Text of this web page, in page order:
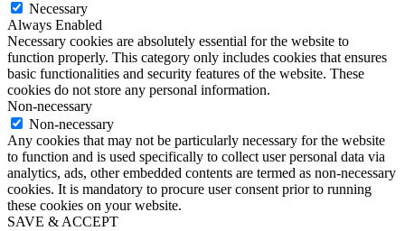
Necessary
Always Enabled
Necessary cookies are absolutely essential for the website to
function properly. This category only includes cookies that ensures
basic functionalities and security features of the website. These
cookies do not store any personal information.
Non-necessary
Non-necessary
Any cookies that may not be particularly necessary for the website
to function and is used specifically to collect user personal data via
analytics, ads, other embedded contents are termed as non-necessary
cookies. It is mandatory to procure user consent prior to running
these cookies on your website.
SAVE & ACCEPT